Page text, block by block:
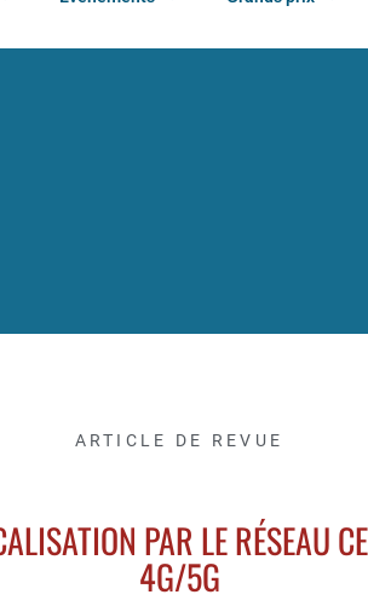
ARTICLE DE REVUE
PAR LE RÉSEAU
4G/5G